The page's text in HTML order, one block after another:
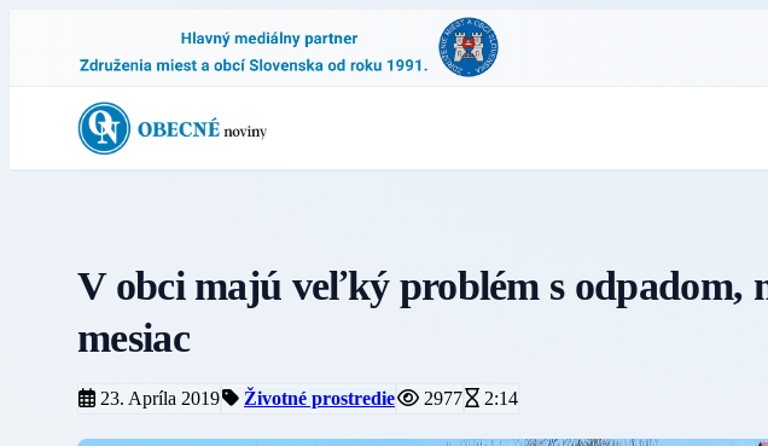
V obci majú veľký problém s odpadom,
mesiac
23. Apríla 2019 Životné prostredie 2977 2:14